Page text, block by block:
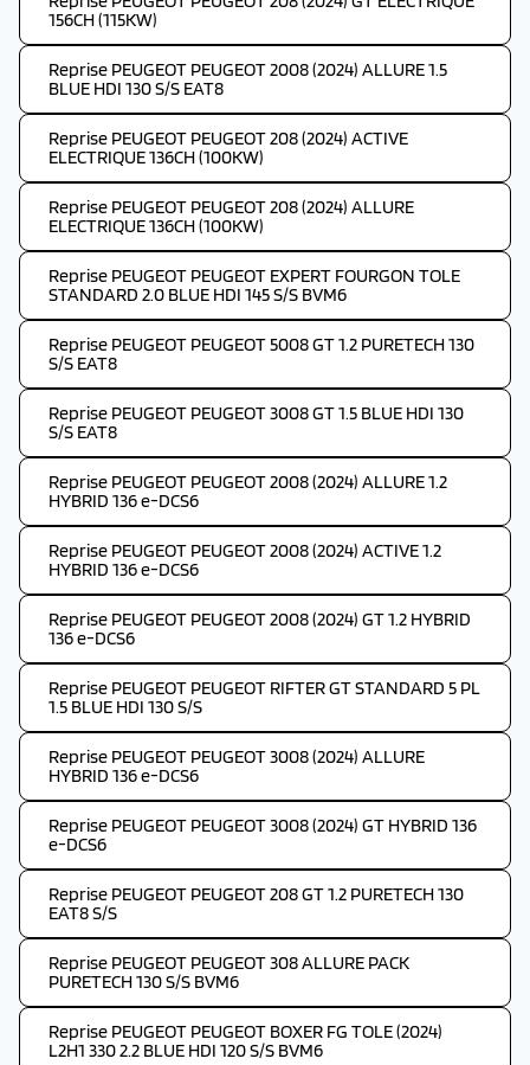
156CH (115KW)
Reprise PEUGEOT PEUGEOT 2008 (2024) ALLURE 1.5
BLUE HDI 130 S/S EAT8
Reprise PEUGEOT PEUGEOT 208 (2024) ACTIVE
ELECTRIQUE 136CH (100KW)
Reprise PEUGEOT PEUGEOT 208 (2024) ALLURE
ELECTRIQUE 136CH (100KW)
Reprise PEUGEOT PEUGEOT EXPERT FOURGON TOLE
STANDARD 2.0 BLUE HDI 145 S/S BVM6
Reprise PEUGEOT PEUGEOT 5008 GT 1.2 PURETECH 130
S/S EAT8
Reprise PEUGEOT PEUGEOT 3008 GT 1.5 BLUE HDI 130
S/S EAT8
Reprise PEUGEOT PEUGEOT 2008 (2024) ALLURE 1.2
HYBRID 136 e-DCS6
Reprise PEUGEOT PEUGEOT 2008 (2024) ACTIVE 1.2
HYBRID 136 e-DCS6
Reprise PEUGEOT PEUGEOT 2008 (2024) GT 1.2 HYBRID
136 e-DCS6
Reprise PEUGEOT PEUGEOT RIFTER GT STANDARD 5 PL
1.5 BLUE HDI 130 S/S
Reprise PEUGEOT PEUGEOT 3008 (2024) ALLURE
HYBRID 136 e-DCS6
Reprise PEUGEOT PEUGEOT 3008 (2024) GT HYBRID 136
e-DCS6
Reprise PEUGEOT PEUGEOT 208 GT 1.2 PURETECH 130
EAT8 S/S
Reprise PEUGEOT PEUGEOT 308 ALLURE PACK
PURETECH 130 S/S BVM6
Reprise PEUGEOT PEUGEOT BOXER FG TOLE (2024)
L2H1 330 2.2 BLUE HDI 120 S/S BVM6